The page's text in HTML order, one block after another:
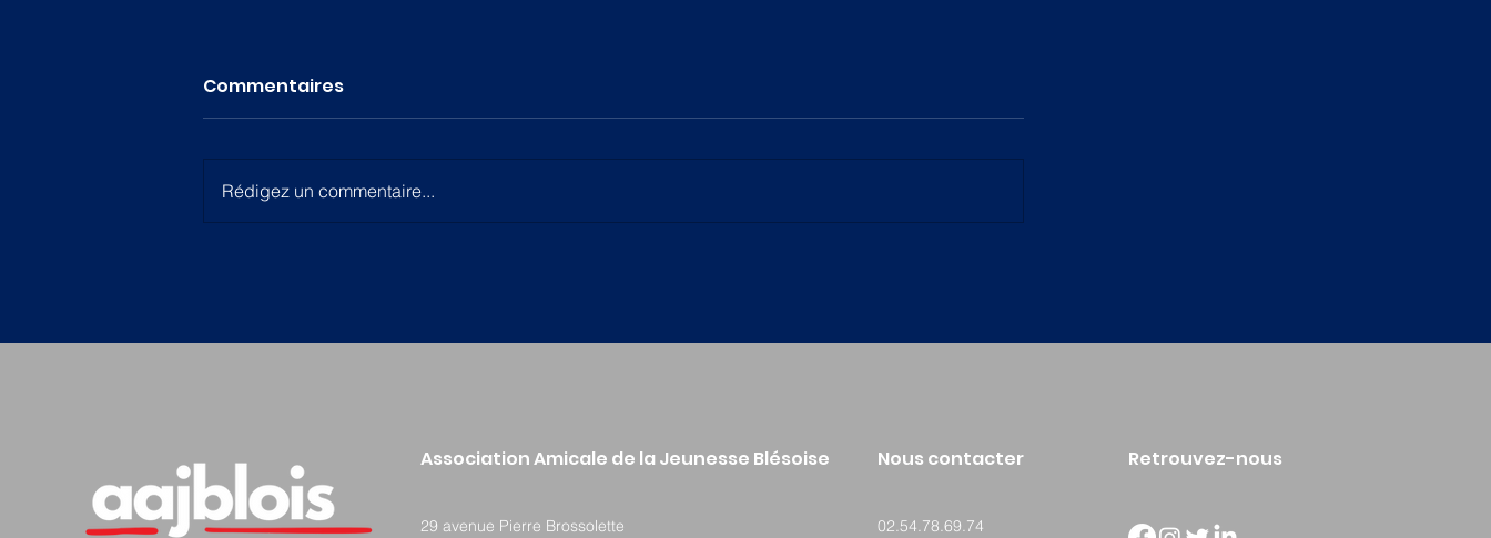
Meilleurs voeux 2026
Commentaires
Rédigez un commentaire...
Association Amicale de la Jeunesse Blésoise
29 avenue Pierre Brossolette
Nous contacter
02.54.78.69.74
Retrouvez-nous